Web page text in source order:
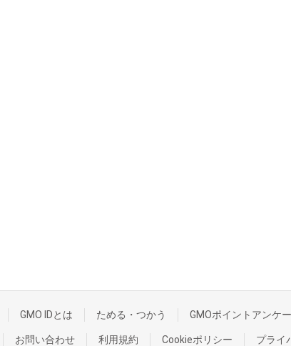
GMO IDとは ためる・つかう GMOポイントアンケ
お問い合わせ 利用規約 Cookieポリシー プライ